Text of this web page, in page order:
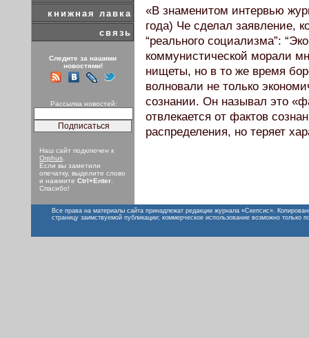
книжная лавка
связь
Следите за нашими
новостями!
Рассылка новостей:
Наш сайт подключен к
Orphus
Если вы заметили
опечатку, выделите слово
и нажмите Ctrl+Enter
Спасибо!
«В знаменитом интервью
года) Че сделал заявление,
“реального социализма”:
коммунистической морали
нищеты, но в то же время
волновали не только
сознании. Он называл это
отвлекается от фактов
распределения, но теряет
Все права на материалы сайта принадлежат редакции журнала «Скепсис».
страницу заимствуемой публикации; коммерческое использование возможно только